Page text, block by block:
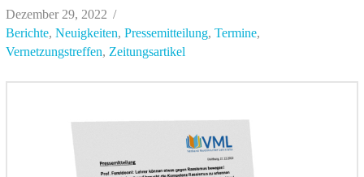
Dezember 29, 2022
Berichte, Neuigkeiten, Pressemitteilung, Termine,
Vernetzungstreffen, Zeitungsartikel